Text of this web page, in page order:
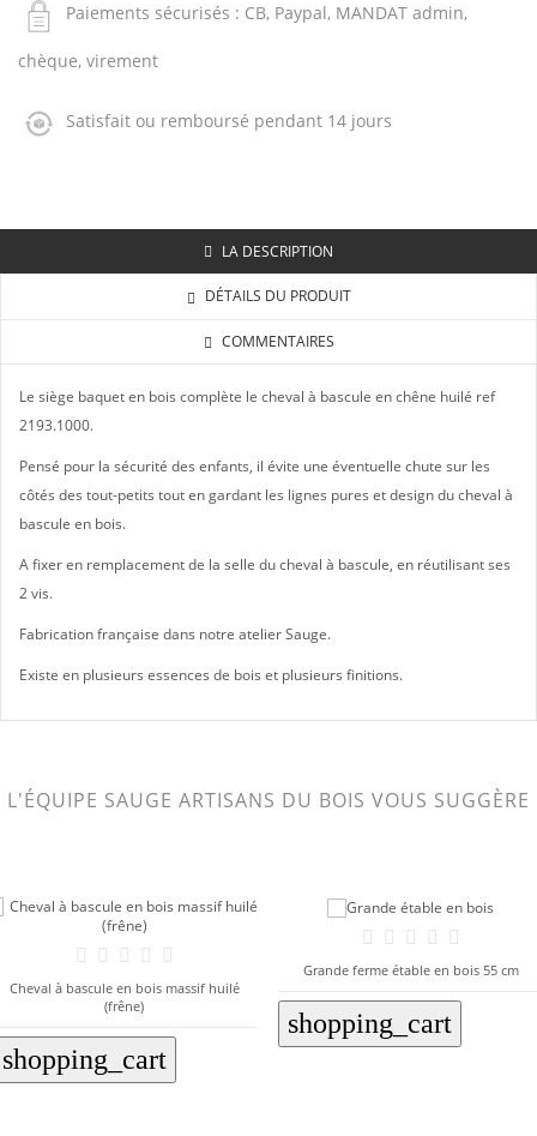
Paiements sécurisés : CB, Paypal, MANDAT admin,
chèque, virement
Satisfait ou remboursé pendant 14 jours
LA DESCRIPTION
DÉTAILS DU PRODUIT
COMMENTAIRES
Le siège baquet en bois complète le cheval à bascule en chêne huilé ref
2193.1000.
Pensé pour la sécurité des enfants, il évite une éventuelle chute sur les
côtés des tout-petits tout en gardant les lignes pures et design du cheval à
bascule en bois.
A fixer en remplacement de la selle du cheval à bascule, en réutilisant ses
2 vis.
Fabrication française dans notre atelier Sauge.
Existe en plusieurs essences de bois et plusieurs finitions.
L'ÉQUIPE SAUGE ARTISANS DU BOIS VOUS SUGGÈRE
Cheval à bascule en bois massif huilé
(frêne)
shopping_cart
Grande ferme étable en bois 55 cm
shopping_cart